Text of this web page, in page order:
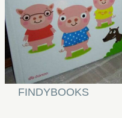
FINDYBOOKS